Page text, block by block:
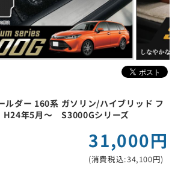
ルダー 160系 ガソリン/ハイブリッド フ
H24年5月～ S3000Gシリーズ
31,000円
(消費税込:34,100円)